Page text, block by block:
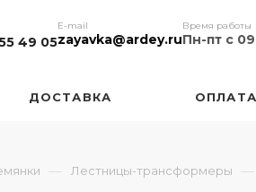
49 05
E-mail
zayavka@ardey.ru
Время работы
Пн-пт с
ДОСТАВКА
— Лестницы-трансформеры —